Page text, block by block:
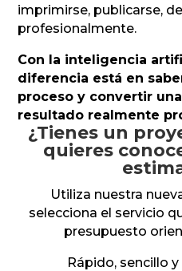
imprimirse, publicarse,
profesionalmente.
Con la inteligencia
diferencia está en
proceso y convertir
resultado realmente
¿Tienes un
quieres
Utiliza nuestra
selecciona el servicio
presupuesto
Rápido, sencillo